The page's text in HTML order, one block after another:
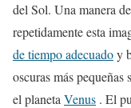
del Sol. Una manera de
repetidamente esta
de tiempo adecuadoy
oscuras más pequeñas
el planeta Venus . El